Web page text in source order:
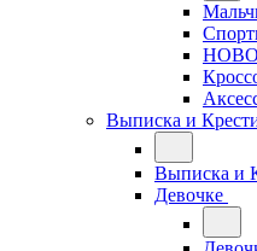
Выписка и
Выписка и
Девочке